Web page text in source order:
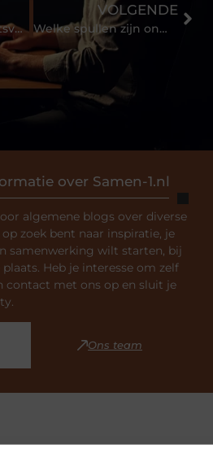
over Samen-1.nl
algemene blogs over diverse
zoek bent naar inspiratie, je
samenwerking wilt starten, bij
Heb je interesse om zelf
contact met ons op en sluit je
Ons team
Met je e-bike op fietsvakantie: dit zijn de mogelijkheden
VOLGENDE
Welke spullen zijn onmisbaar bij een goede scheerbeurt?